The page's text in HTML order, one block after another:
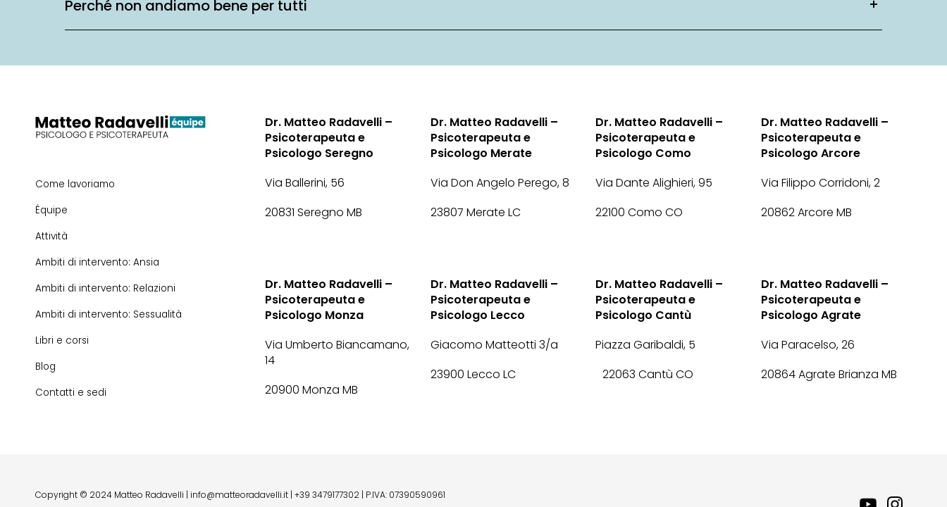
Perché non andiamo bene per tutti
Come lavoriamo
Équipe
Attività
Ambiti di intervento: Ansia
Ambiti di intervento: Relazioni
Ambiti di intervento: Sessualità
Libri e corsi
Blog
Contatti e sedi
Dr. Matteo Radavelli –
Psicoterapeuta e
Psicologo Seregno
Via Ballerini, 56
20831 Seregno MB
Dr. Matteo Radavelli –
Psicoterapeuta e
Psicologo Merate
Via Don Angelo Perego, 8
23807 Merate LC
Dr. Matteo Radavelli –
Psicoterapeuta e
Psicologo Como
Via Dante Alighieri, 95
22100 Como CO
Dr. Matteo Radavelli –
Psicoterapeuta e
Psicologo Arcore
Via Filippo Corridoni, 2
20862 Arcore MB
Dr. Matteo Radavelli –
Psicoterapeuta e
Psicologo Monza
Via Umberto Biancamano,
14
20900 Monza MB
Dr. Matteo Radavelli –
Psicoterapeuta e
Psicologo Lecco
Giacomo Matteotti 3/a
23900 Lecco LC
Dr. Matteo Radavelli –
Psicoterapeuta e
Psicologo Cantù
Piazza Garibaldi, 5
22063 Cantù CO
Dr. Matteo Radavelli –
Psicoterapeuta e
Psicologo Agrate
Via Paracelso, 26
20864 Agrate Brianza MB
Copyright © 2024 Matteo Radavelli | info@matteoradavelli.it | +39 3479177302 | P.IVA: 07390590961